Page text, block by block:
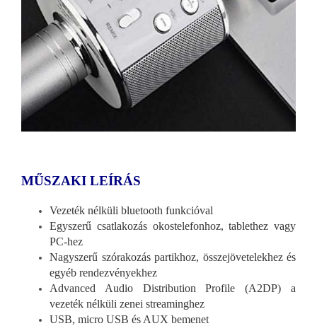
MŰSZAKI LEÍRÁS
Vezeték nélküli bluetooth funkcióval
Egyszerű csatlakozás okostelefonhoz, tablethez vagy
PC-hez
Nagyszerű szórakozás partikhoz, összejövetelekhez és
egyéb rendezvényekhez
Advanced Audio Distribution Profile (A2DP) a
vezeték nélküli zenei streaminghez
USB, micro USB és AUX bemenet